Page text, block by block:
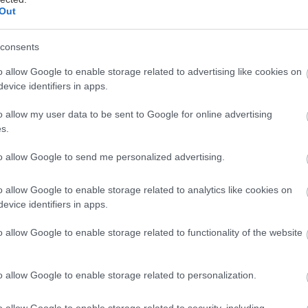
allow Google to enable storage related to advertising like cookies on
identifiers in apps.
allow my user data to be sent to Google for online advertising
allow Google to send me personalized advertising.
allow Google to enable storage related to analytics like cookies on
identifiers in apps.
allow Google to enable storage related to functionality of the website
allow Google to enable storage related to personalization.
ώρες ύπνο και δυο καφέδες. Ο οργανισμός
άλλη γνώμη. Γιατί ο ύπνος δεν είναι πολυτέλεια, ούτε
λειτουργία συντήρησης, κάτι σαν το
πιάνει δουλειά όταν εσύ έχεις επιτέλους κλείσει
μισοδουλεύει, κάνει προχειροδουλειά ή παίρνει
η καρδιά, το μεταβολικό σου σύστημα, με λίγα
ή είναι ιδέα σου;